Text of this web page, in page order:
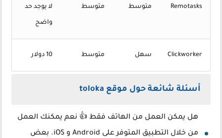
Remotasks متوسط متوسط لا يوجد حد
واضح
Clickworker سهل متوسط 10 دولار
أسئلة شائعة حول موقع toloka
هل يمكن العمل من الهاتف فقط 👍 نعم يمكنك العمل
من خلال التطبيق المتوفر على Android و iOS. بعض